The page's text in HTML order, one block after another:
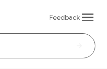
Feedback